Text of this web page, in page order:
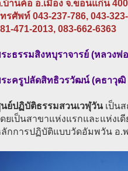
บ้านค้อ อ.เมือง จ.ขอนแก่น
รศัพท์ 043-237-786, 043-
471-2013, 083-662-6363
ะธรรมสิงหบุราจารย์ (หลวง
ะครูปลัดสิทธิวรวัฒน์ (คธาวุฒิ
ย์ปฏิบัติธรรมสวนเวฬุวันเป็นส
ยเป็นสาขาแห่งแรกและแห่งเ
กการปฏิบัติแบบวัดอัมพวัน อ.